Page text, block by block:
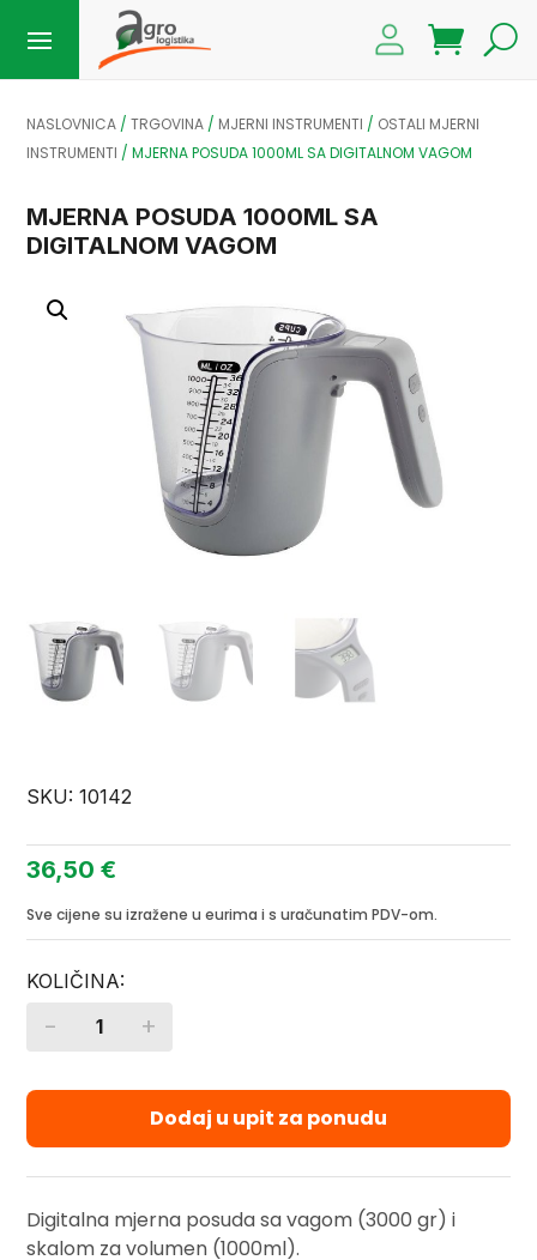
NASLOVNICA /TRGOVINA / MJERNI INSTRUMENTI / OSTALI MJERNI
INSTRUMENTI /MJERNA POSUDA 1000ML SA DIGITALNOM VAGOM
MJERNA POSUDA 1000ML SA
DIGITALNOM VAGOM
SKU:10142
36,50€
Sve cijene su izražene u eurima i s uračunatim PDV-om.
Quantity
- +
Dodaj u upit za ponudu
Digitalna mjerna posuda sa vagom (3000 gr) i
skalom za volumen (1000ml).